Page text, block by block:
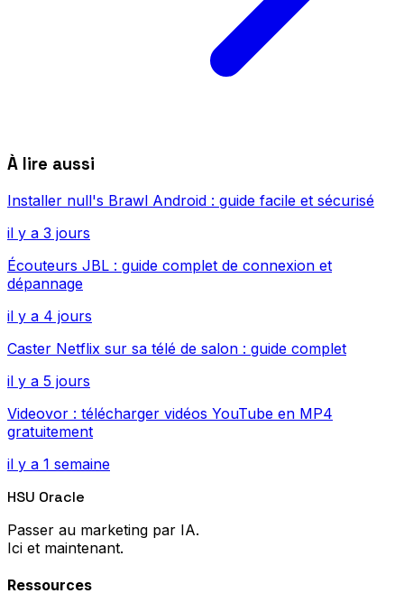
À lire aussi
Installer null's Brawl Android : guide facile et sécurisé
il y a 3 jours
Écouteurs JBL : guide complet de connexion et
dépannage
il y a 4 jours
Caster Netflix sur sa télé de salon : guide complet
il y a 5 jours
Videovor : télécharger vidéos YouTube en MP4
gratuitement
il y a 1 semaine
HSU Oracle
Passer au marketing par IA.
Ici et maintenant.
Ressources